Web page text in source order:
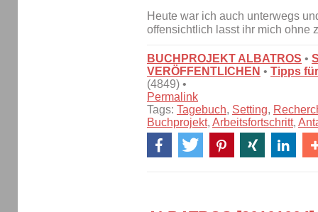
Heute war ich auch unterwegs
offensichtlich lasst ihr mich
BUCHPROJEKT ALBATROS •
VERÖFFENTLICHEN • Tipps
(4849) •
Permalink
Tags: Tagebuch, Setting,
Buchprojekt, Arbeitsfortschritt,